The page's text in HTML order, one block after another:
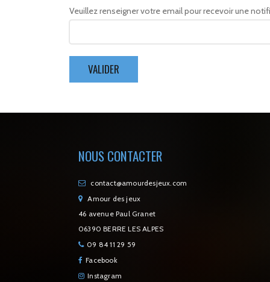
Veuillez renseigner votre email pour recevoir une
VALIDER
NOUS CONTACTER
contact@amourdesjeux.com
Amour des jeux
46 avenue Paul Granet
06390 BERRE LES ALPES
09 84 11 29 59
Facebook
Instagram